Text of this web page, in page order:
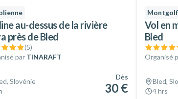
au-dessus de la rivière
près de Bled
(5)
par TINARAFT
Slovénie
Dès
30 €
Vol en
Bled
Organisé
Bled,
4 hrs